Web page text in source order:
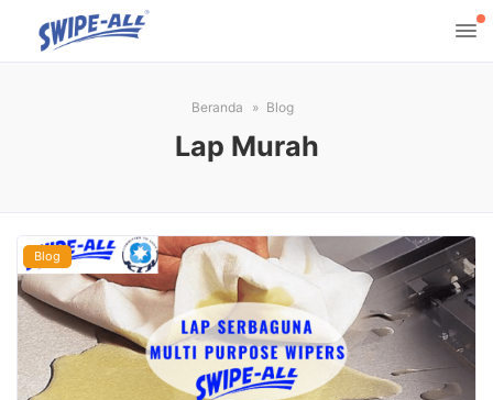
Beranda Blog
Lap Murah
Blog